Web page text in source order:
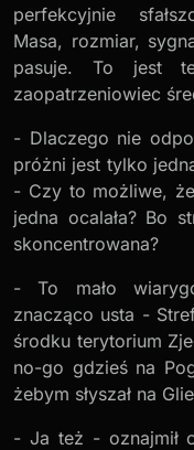
perfekcyjnie
Masa, rozmiar,
pasuje. To jest
zaopatrzeniowiec
- Dlaczego nie
próżni jest tylko
- Czy to możliwe,
jedna ocalała? Bo
skoncentrowana?
- To mało
znacząco usta -
środku terytorium
no-go gdzieś na
żebym słyszał na
- Ja też - oznajmił